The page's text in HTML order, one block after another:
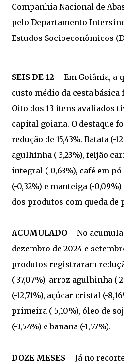
Companhia Nacional de
pelo Departamento
Estudos Socioeconômicos
SEIS DE 12 – Em Goiânia, a
custo médio da cesta básica
Oito dos 13 itens avaliados
capital goiana. O destaque
redução de 15,43%. Batata (-
agulhinha (-3,23%), feijão
integral (-0,63%), café em pó
(-0,32%) e manteiga (-
dos produtos com queda de
ACUMULADO – No
dezembro de 2024 e
produtos registraram
(-37,07%), arroz agulhinha (-
(-12,71%), açúcar cristal (-
primeira (-5,10%), óleo de
(-3,54%) e banana (-1,57%).
DOZE MESES – Já no